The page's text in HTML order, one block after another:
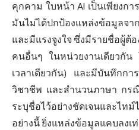
คุกคาม ใบหน้า AI เป็นเพียงก
มันไม่ได้ปกป้องแหล่งข้อมูลจา
และมีแรงจูงใจ ซึ่งมีรายชื่อผู้ต้
คนอื่นๆ ในหน่วยงานเดียวกัน
เวลาเดียวกัน) และมีบันทึกก
วิชาชีพ และสำนวนภาษา กร
ระบุชื่อไว้อย่างชัดเจนและไท
อย่างนี้ ยิ่งแหล่งข้อมูลแคบลงเ